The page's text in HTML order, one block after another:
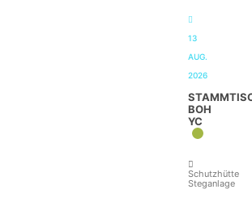
13
AUG.
2026
BOH
YC
Schutzhütte
Steganlage